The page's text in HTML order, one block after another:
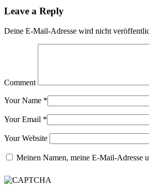
Leave a Reply
Deine E-Mail-Adresse wird nicht
Comment
Your Name *
Your Email *
Your Website
Meinen Namen, meine E-Mail-Adresse